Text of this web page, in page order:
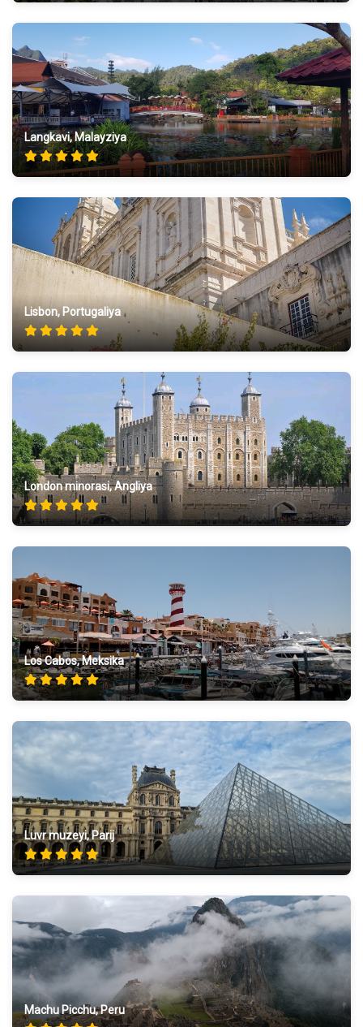
Langkavi, Malayziya
Lisbon, Portugaliya
London minorasi, Angliya
Los Cabos, Meksika
Luvr muzeyi, Parij
Machu Picchu, Peru